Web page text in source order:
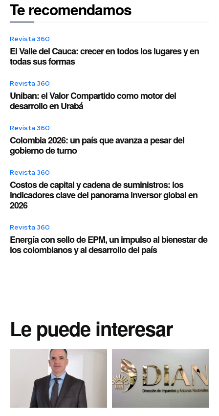
Te recomendamos
Revista 360
El Valle del Cauca: crecer en todos los lugares y en
todas sus formas
Revista 360
Uniban: el Valor Compartido como motor del
desarrollo en Urabá
Revista 360
Colombia 2026: un país que avanza a pesar del
gobierno de turno
Revista 360
Costos de capital y cadena de suministros: los
indicadores clave del panorama inversor global en
2026
Revista 360
Energía con sello de EPM, un impulso al bienestar de
los colombianos y al desarrollo del país
Le puede interesar